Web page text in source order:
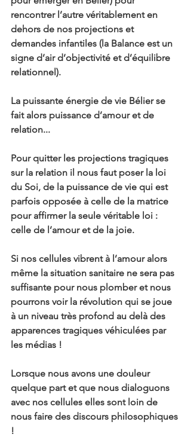
rencontrer l’autre véritablement en
dehors de nos projections et
demandes infantiles (la Balance est un
signe d’air d’objectivité et d’équilibre
relationnel).
La puissante énergie de vie Bélier se
fait alors puissance d’amour et de
relation...
Pour quitter les projections tragiques
sur la relation il nous faut poser la loi
du Soi, de la puissance de vie qui est
parfois opposée à celle de la matrice
pour affirmer la seule véritable loi :
celle de l’amour et de la joie.
Si nos cellules vibrent à l’amour alors
même la situation sanitaire ne sera pas
suffisante pour nous plomber et nous
pourrons voir la révolution qui se joue
à un niveau très profond au delà des
apparences tragiques véhiculées par
les médias !
Lorsque nous avons une douleur
quelque part et que nous dialoguons
avec nos cellules elles sont loin de
nous faire des discours philosophiques
!